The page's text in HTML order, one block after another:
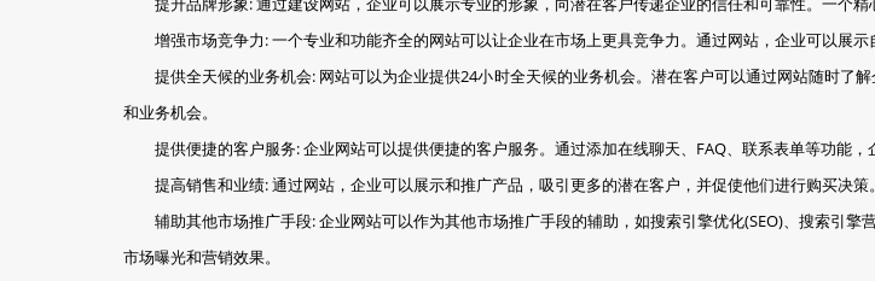
增强市场竞争力: 一个专业和功能齐全的网站可以让企业在市场上更具竞争力。通过网站，企业可以展示
提供全天候的业务机会: 网站可以为企业提供24小时全天候的业务机会。潜在客户可以通过网站随时
和业务机会。
提供便捷的客户服务: 企业网站可以提供便捷的客户服务。通过添加在线聊天、FAQ、联系表单等功能
提高销售和业绩: 通过网站，企业可以展示和推广产品，吸引更多的潜在客户，并促使他们进行购买决
辅助其他市场推广手段: 企业网站可以作为其他市场推广手段的辅助，如搜索引擎优化(SEO)、搜索引
市场曝光和营销效果。